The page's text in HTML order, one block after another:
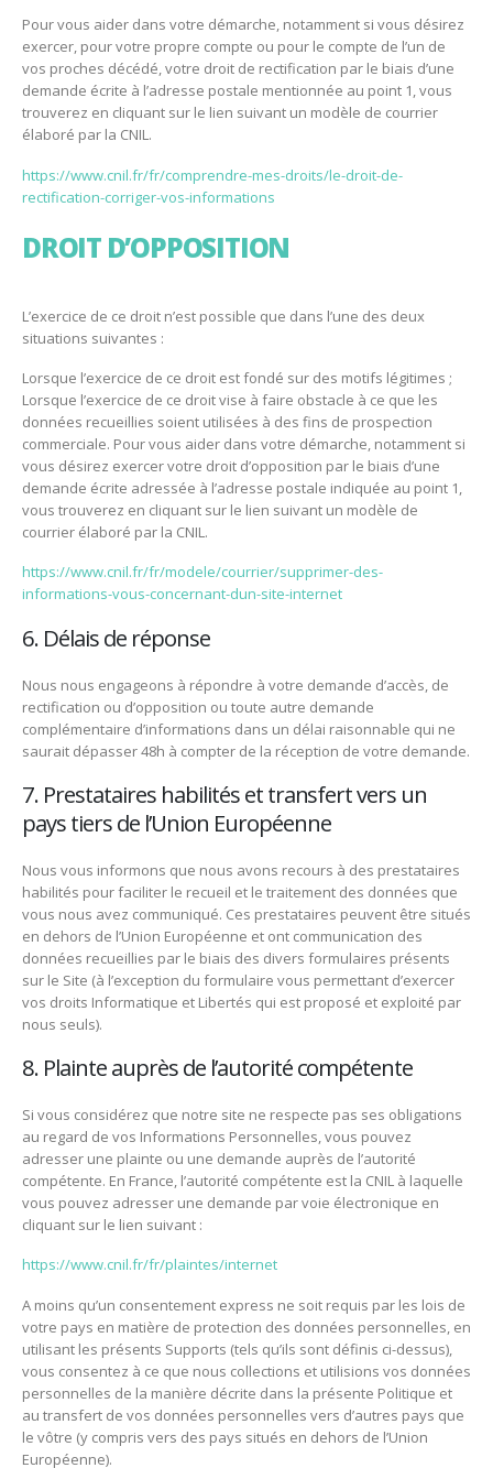
Pour vous aider dans votre démarche, notamment si vous désirez
exercer, pour votre propre compte ou pour le compte de l’un de
vos proches décédé, votre droit de rectification par le biais d’une
demande écrite à l’adresse postale mentionnée au point 1, vous
trouverez en cliquant sur le lien suivant un modèle de courrier
élaboré par la CNIL.
https://www.cnil.fr/fr/comprendre-mes-droits/le-droit-de-
rectification-corriger-vos-informations
DROIT D’OPPOSITION
L’exercice de ce droit n’est possible que dans l’une des deux
situations suivantes :
Lorsque l’exercice de ce droit est fondé sur des motifs légitimes ;
Lorsque l’exercice de ce droit vise à faire obstacle à ce que les
données recueillies soient utilisées à des fins de prospection
commerciale. Pour vous aider dans votre démarche, notamment si
vous désirez exercer votre droit d’opposition par le biais d’une
demande écrite adressée à l’adresse postale indiquée au point 1,
vous trouverez en cliquant sur le lien suivant un modèle de
courrier élaboré par la CNIL.
https://www.cnil.fr/fr/modele/courrier/supprimer-des-
informations-vous-concernant-dun-site-internet
6. Délais de réponse
Nous nous engageons à répondre à votre demande d’accès, de
rectification ou d’opposition ou toute autre demande
complémentaire d’informations dans un délai raisonnable qui ne
saurait dépasser 48h à compter de la réception de votre demande.
7. Prestataires habilités et transfert vers un
pays tiers de l’Union Européenne
Nous vous informons que nous avons recours à des prestataires
habilités pour faciliter le recueil et le traitement des données que
vous nous avez communiqué. Ces prestataires peuvent être situés
en dehors de l’Union Européenne et ont communication des
données recueillies par le biais des divers formulaires présents
sur le Site (à l’exception du formulaire vous permettant d’exercer
vos droits Informatique et Libertés qui est proposé et exploité par
nous seuls).
8. Plainte auprès de l’autorité compétente
Si vous considérez que notre site ne respecte pas ses obligations
au regard de vos Informations Personnelles, vous pouvez
adresser une plainte ou une demande auprès de l’autorité
compétente. En France, l’autorité compétente est la CNIL à laquelle
vous pouvez adresser une demande par voie électronique en
cliquant sur le lien suivant :
https://www.cnil.fr/fr/plaintes/internet
A moins qu’un consentement express ne soit requis par les lois de
votre pays en matière de protection des données personnelles, en
utilisant les présents Supports (tels qu’ils sont définis ci-dessus),
vous consentez à ce que nous collections et utilisions vos données
personnelles de la manière décrite dans la présente Politique et
au transfert de vos données personnelles vers d’autres pays que
le vôtre (y compris vers des pays situés en dehors de l’Union
Européenne).